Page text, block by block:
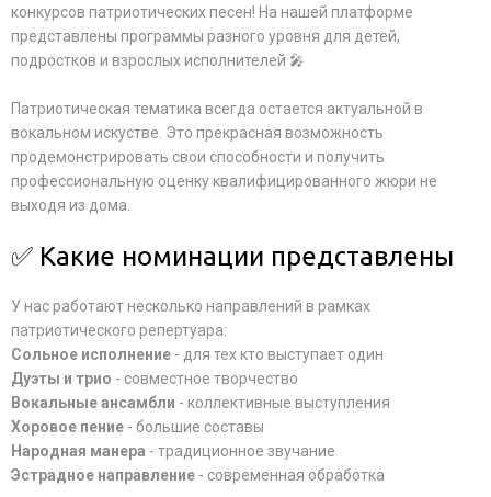
конкурсов патриотических песен! На нашей платформе
представлены программы разного уровня для детей,
подростков и взрослых исполнителей 🎤
Патриотическая тематика всегда остается актуальной в
вокальном искустве. Это прекрасная возможность
продемонстрировать свои способности и получить
профессиональную оценку квалифицированного жюри не
выходя из дома.
✅ Какие номинации представлены
У нас работают несколько направлений в рамках
патриотического репертуара:
Сольное исполнение - для тех кто выступает один
Дуэты и трио - совместное творчество
Вокальные ансамбли - коллективные выступления
Хоровое пение - большие составы
Народная манера - традиционное звучание
Эстрадное направление - современная обработка